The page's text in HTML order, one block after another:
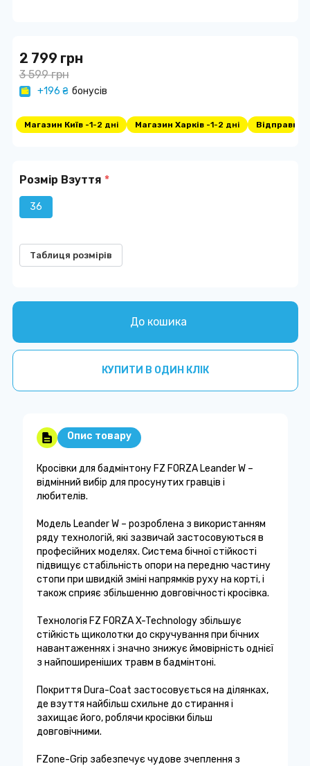
2 799 грн
3 599 грн
+196 ₴ бонусів
Магазин Київ -1-2 дні Магазин Харків -1-2 дні Відправка -
Розмір Взуття *
36
Таблиця розмірів
До кошика
КУПИТИ В ОДИН КЛІК
Опис товару
Кросівки для бадмінтону FZ FORZA Leander W –
відмінний вибір для просунутих гравців і
любителів.
Модель Leander W – розроблена з використанням
ряду технологій, які зазвичай застосовуються в
професійних моделях. Система бічної стійкості
підвищує стабільність опори на передню частину
стопи при швидкій зміні напрямків руху на корті, і
також сприяє збільшенню довговічності кросівка.
Технологія FZ FORZA X-Technology збільшує
стійкість щиколотки до скручування при бічних
навантаженнях і значно знижує ймовірність однієї
з найпоширеніших травм в бадмінтоні.
Покриття Dura-Coat застосовується на ділянках,
де взуття найбільш схильне до стирання і
захищає його, роблячи кросівки більш
довговічними.
FZone-Grip забезпечує чудове зчеплення з